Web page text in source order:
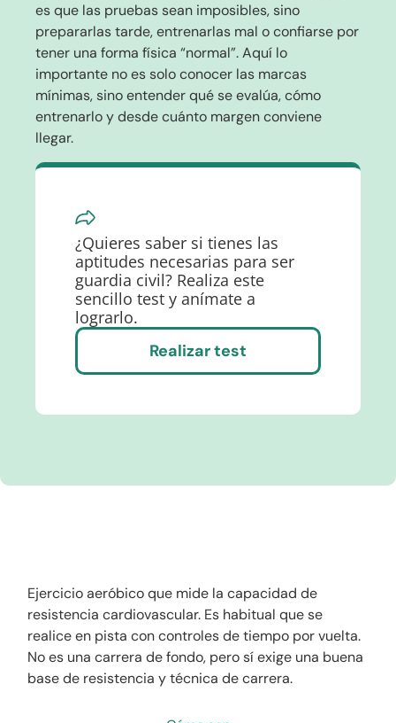
es que las pruebas sean imposibles, sino
prepararlas tarde, entrenarlas mal o confiarse por
tener una forma física “normal”. Aquí lo
importante no es solo conocer las marcas
mínimas, sino entender qué se evalúa, cómo
entrenarlo y desde cuánto margen conviene
llegar.
¿Quieres saber si tienes las
aptitudes necesarias para ser
guardia civil? Realiza este
sencillo test y anímate a
lograrlo.
Realizar test
Ejercicio aeróbico que mide la capacidad de
resistencia cardiovascular. Es habitual que se
realice en pista con controles de tiempo por vuelta.
No es una carrera de fondo, pero sí exige una buena
base de resistencia y técnica de carrera.